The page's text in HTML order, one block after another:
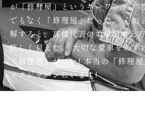
が「修理屋」というキーワード。
でもなく「修理屋」だった。 その
解すると、高橋代表の柔軟な考え
眩しく見えた。 大切な愛車をあず
「修理屋」がいい! 本当の「修理
ックジャパンにいます!